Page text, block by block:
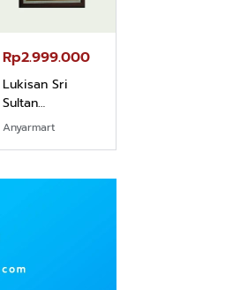
Rp2.999.000
Lukisan Sri
Sultan
Hamengkubowono
Winarso
Anyarmart